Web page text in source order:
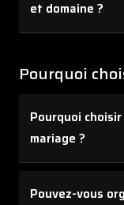
et domaine ?
tous les points
Pourquoi
Pourquoi
mariage ?
en qualité de
Pouvez-vous